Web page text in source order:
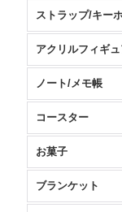
ストラップ/キー
ノート/メモ帳
コースター
お菓子
ブランケット